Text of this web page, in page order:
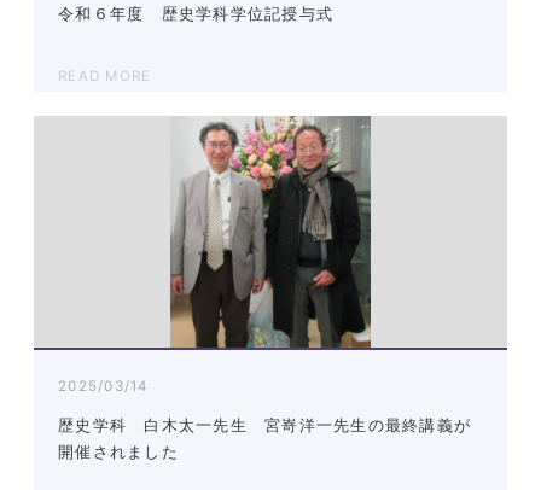
令和６年度 歴史学科学位記授与式
READ MORE
2025/03/14
歴史学科 白木太一先生 宮嵜洋一先生の最終講義が
開催されました